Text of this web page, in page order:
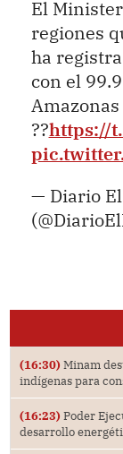
El
regiones
ha
con el
??https://
— Diario
(16:30) Minam
indígenas para
(16:23) Poder
desarrollo